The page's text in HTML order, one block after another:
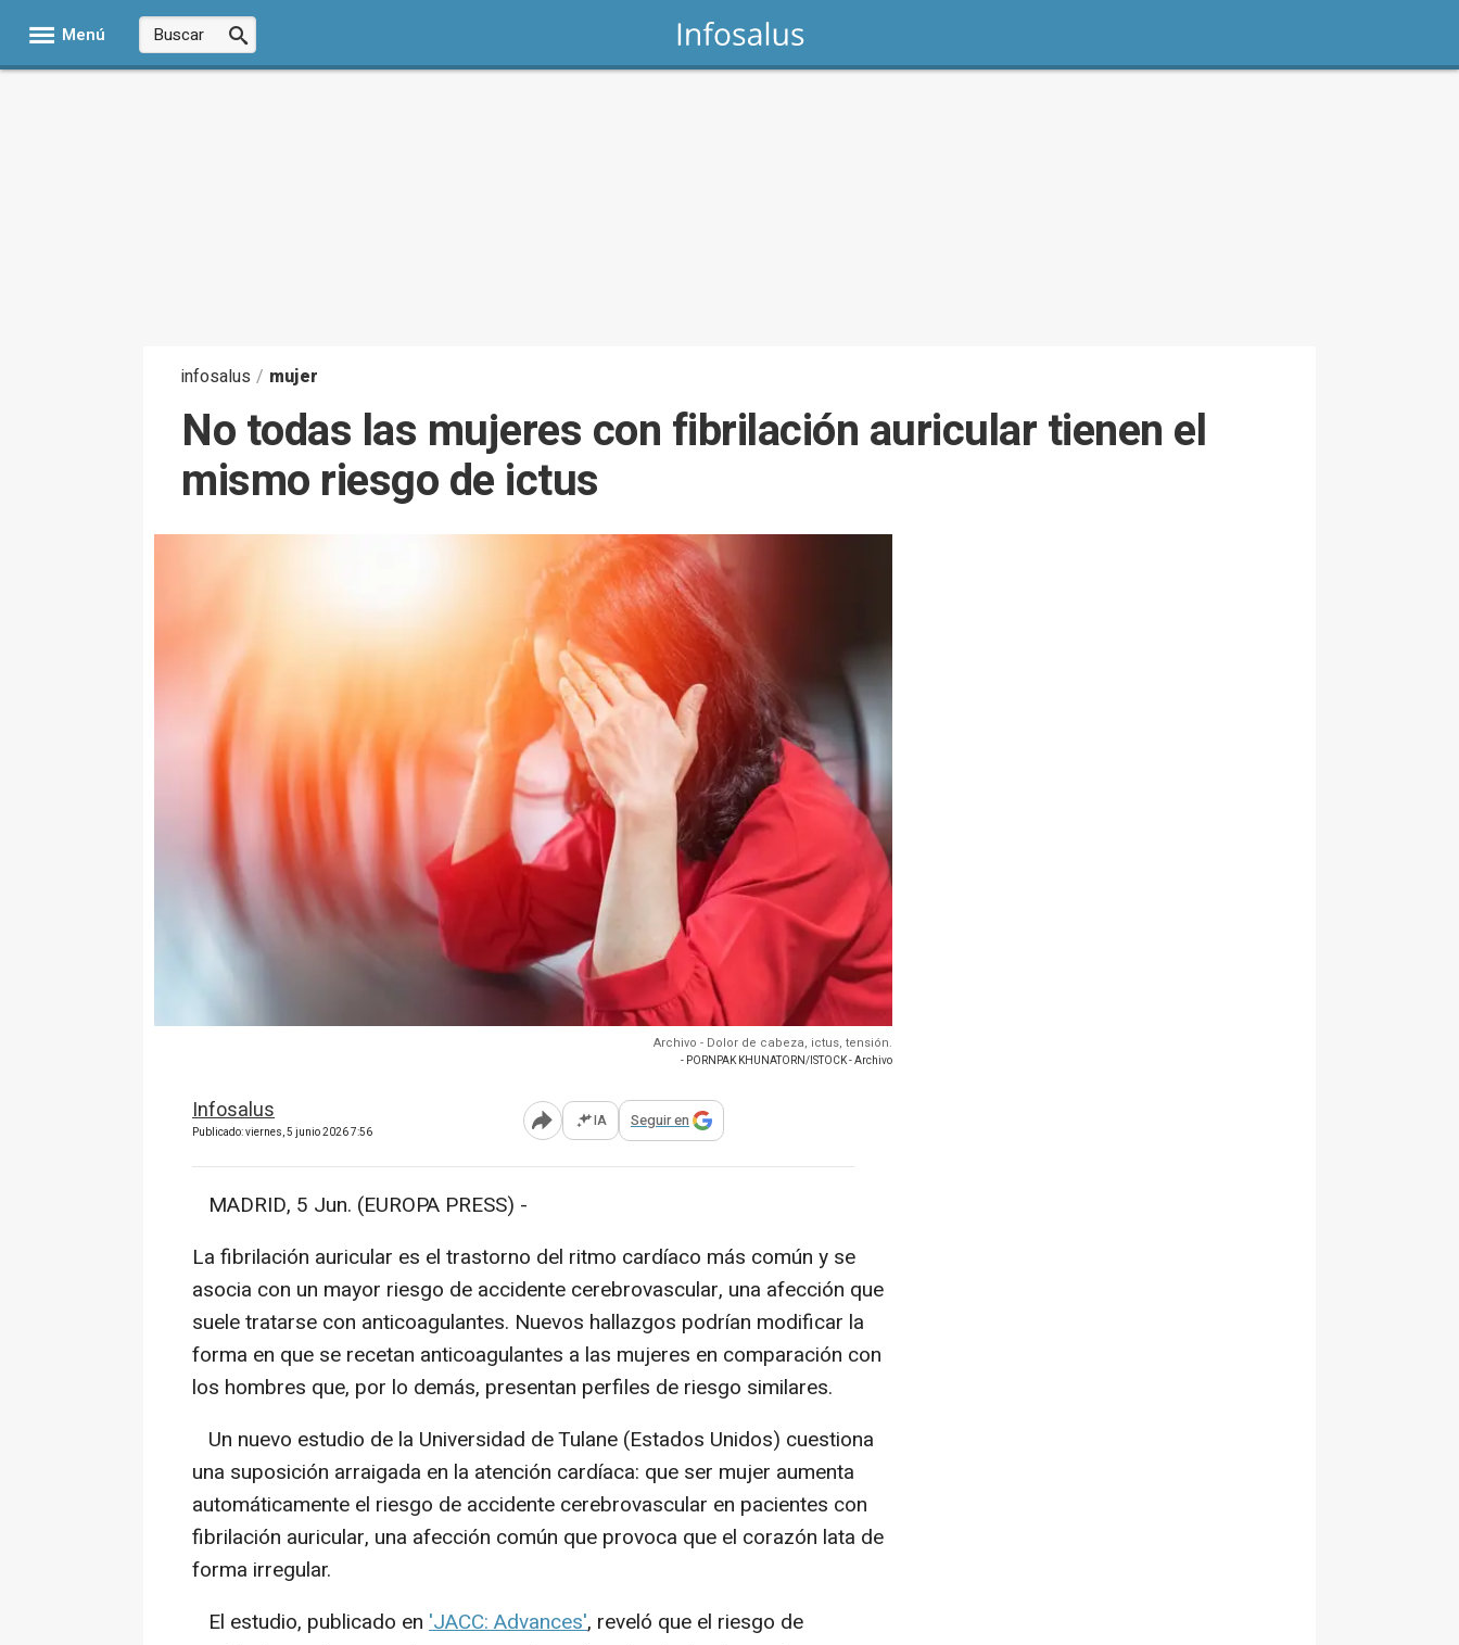
Menú
infosalus / mujer
No todas las mujeres con fibrilación auricular tienen el
mismo riesgo de ictus
Archivo - Dolor de cabeza, ictus, tensión.
- PORNPAK KHUNATORN/ISTOCK - Archivo
Infosalus
Publicado: viernes, 5 junio 2026 7:56 Abrir opciones para compartir
IA Seguir en
MADRID, 5 Jun. (EUROPA PRESS) -
La fibrilación auricular es el trastorno del ritmo cardíaco más común y se
asocia con un mayor riesgo de accidente cerebrovascular, una afección que
suele tratarse con anticoagulantes. Nuevos hallazgos podrían modificar la
forma en que se recetan anticoagulantes a las mujeres en comparación con
los hombres que, por lo demás, presentan perfiles de riesgo similares.
Un nuevo estudio de la Universidad de Tulane (Estados Unidos) cuestiona
una suposición arraigada en la atención cardíaca: que ser mujer aumenta
automáticamente el riesgo de accidente cerebrovascular en pacientes con
fibrilación auricular, una afección común que provoca que el corazón lata de
forma irregular.
El estudio, publicado en 'JACC: Advances', reveló que el riesgo de